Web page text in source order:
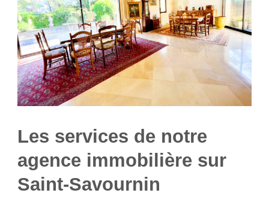
Les services de notre
agence immobilière sur
Saint-Savournin